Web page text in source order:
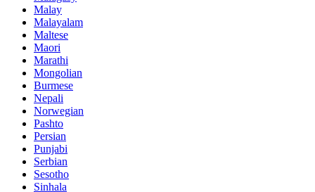
Malay
Malayalam
Maltese
Maori
Marathi
Mongolian
Burmese
Nepali
Norwegian
Pashto
Persian
Punjabi
Serbian
Sesotho
Sinhala